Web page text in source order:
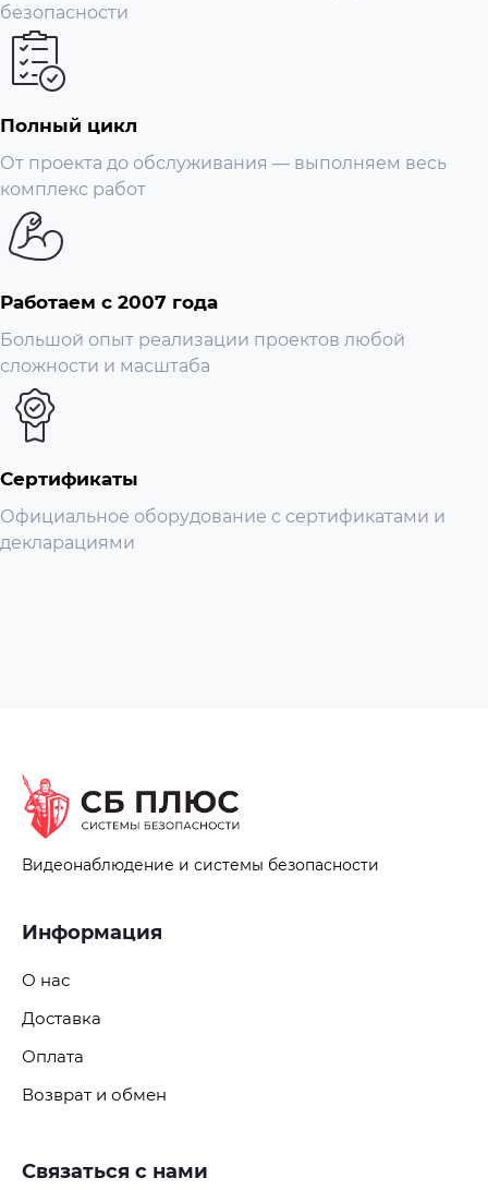
безопасности
Полный цикл
От проекта до обслуживания — выполняем весь
комплекс работ
Работаем с 2007 года
Большой опыт реализации проектов любой
сложности и масштаба
Сертификаты
Официальное оборудование с сертификатами и
декларациями
Видеонаблюдение и системы безопасности
Информация
О нас
Доставка
Оплата
Возврат и обмен
Связаться с нами